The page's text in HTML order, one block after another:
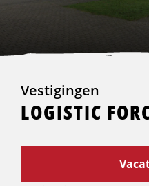
Vestigingen
LOGISTIC